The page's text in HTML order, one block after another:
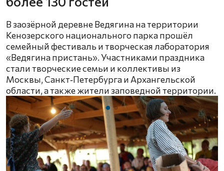
В заозёрной деревне Ведягина на территории
Кенозерского национального парка прошёл
семейный фестиваль и творческая лаборатория
«Ведягина пристань». Участниками праздника
стали творческие семьи и коллективы из
Москвы, Санкт‑Петербурга и Архангельской
области, а также жители заповедной территории.